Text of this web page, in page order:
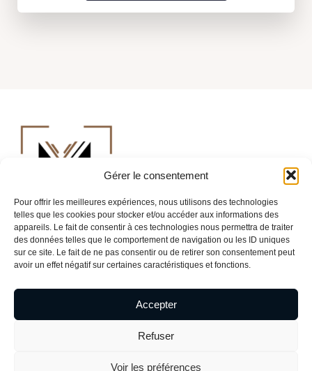
Gérer le consentement
Pour offrir les meilleures expériences, nous utilisons des technologies
telles que les cookies pour stocker et/ou accéder aux informations des
appareils. Le fait de consentir à ces technologies nous permettra de traiter
des données telles que le comportement de navigation ou les ID uniques
sur ce site. Le fait de ne pas consentir ou de retirer son consentement peut
avoir un effet négatif sur certaines caractéristiques et fonctions.
Accepter
Refuser
Voir les préférences
Politique de confidentialité
MENTORIEL, la formation et la prévention insulaire
Site internet créé et maintenu par